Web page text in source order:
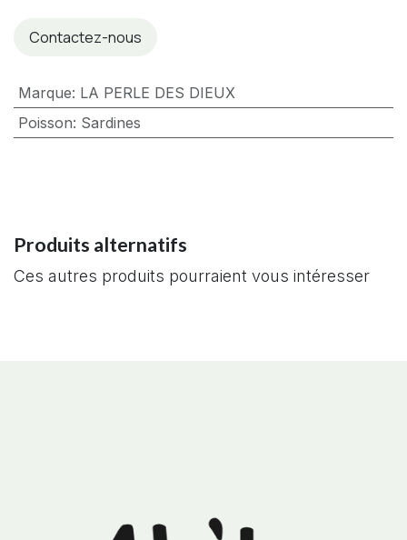
Contactez-nous
Marque: LA PERLE DES DIEUX
Poisson: Sardines
Produits alternatifs
Ces autres produits pourraient vous intéresser